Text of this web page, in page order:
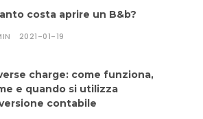
costa aprire un B&b?
2021-01-19
charge: come funziona,
e quando si utilizza
contabile